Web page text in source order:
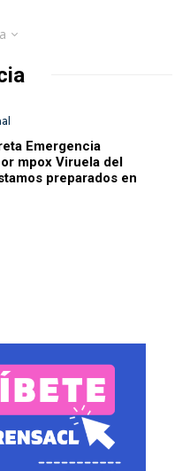
Emergencia
mpox Viruela del
preparados en